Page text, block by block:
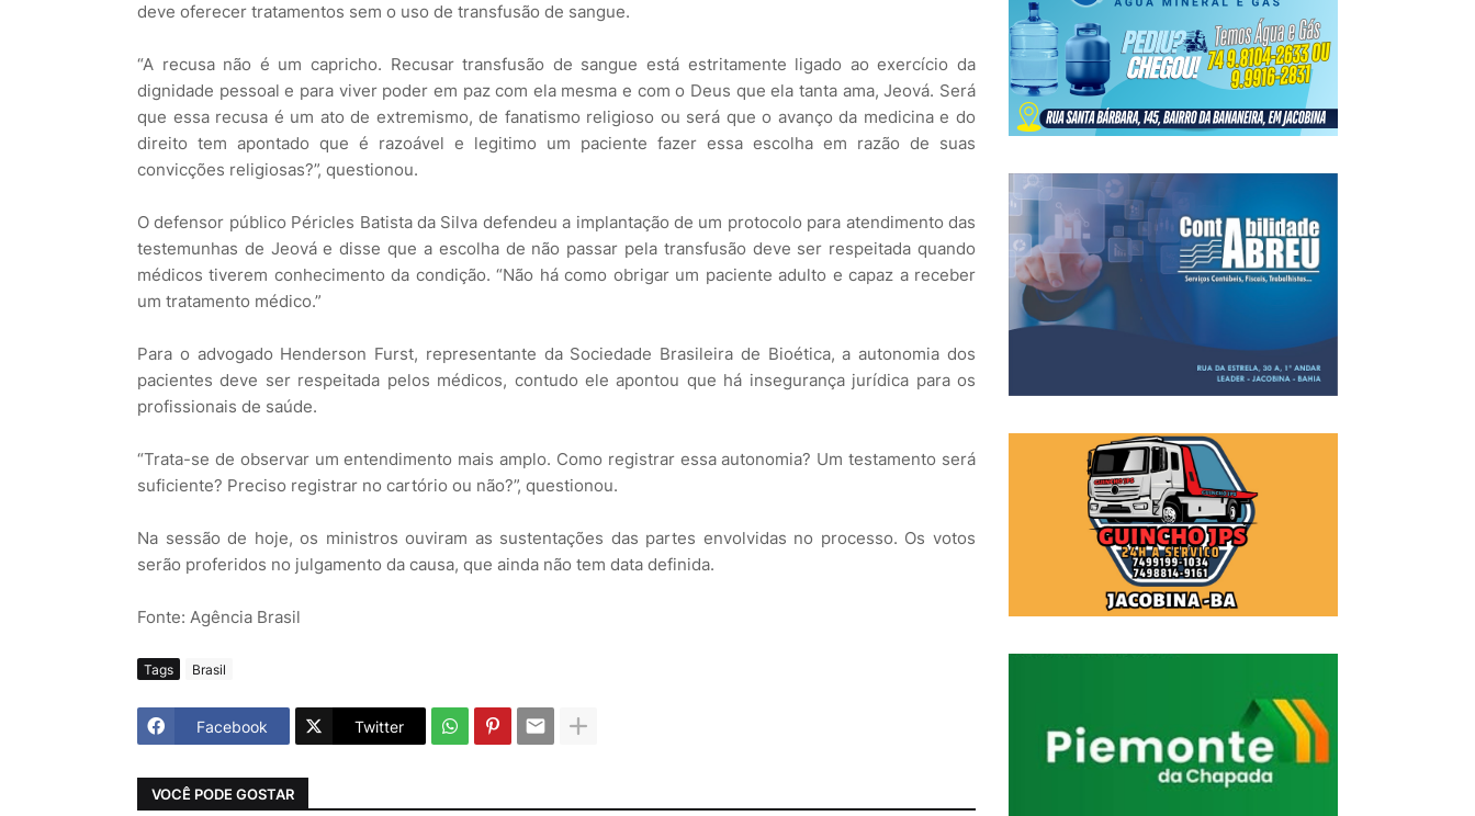
deve oferecer tratamentos sem o uso de transfusão de sangue.
“A recusa não é um capricho. Recusar transfusão de sangue está estritamente ligado ao exercício da
dignidade pessoal e para viver poder em paz com ela mesma e com o Deus que ela tanta ama, Jeová. Será
que essa recusa é um ato de extremismo, de fanatismo religioso ou será que o avanço da medicina e do
direito tem apontado que é razoável e legitimo um paciente fazer essa escolha em razão de suas
convicções religiosas?”, questionou.
O defensor público Péricles Batista da Silva defendeu a implantação de um protocolo para atendimento das
testemunhas de Jeová e disse que a escolha de não passar pela transfusão deve ser respeitada quando
médicos tiverem conhecimento da condição. “Não há como obrigar um paciente adulto e capaz a receber
um tratamento médico.”
Para o advogado Henderson Furst, representante da Sociedade Brasileira de Bioética, a autonomia dos
pacientes deve ser respeitada pelos médicos, contudo ele apontou que há insegurança jurídica para os
profissionais de saúde.
“Trata-se de observar um entendimento mais amplo. Como registrar essa autonomia? Um testamento será
suficiente? Preciso registrar no cartório ou não?”, questionou.
Na sessão de hoje, os ministros ouviram as sustentações das partes envolvidas no processo. Os votos
serão proferidos no julgamento da causa, que ainda não tem data definida.
Fonte: Agência Brasil
Tags Brasil
Facebook Twitter
VOCÊ PODE GOSTAR